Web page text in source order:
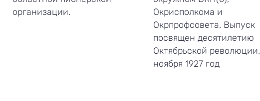
организации.
Окрисполкома и
Окрпрофсовета. Выпуск
посвящен десятилетию
Октябрьской
ноября 1927 год